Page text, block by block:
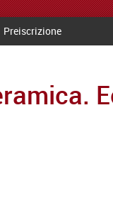
Preiscrizione